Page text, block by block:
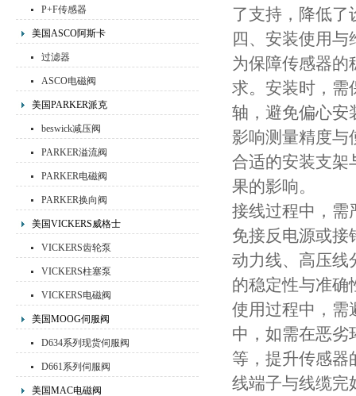
P+F传感器
美国ASCO阿斯卡
过滤器
ASCO电磁阀
美国PARKER派克
beswick减压阀
PARKER溢流阀
PARKER电磁阀
PARKER换向阀
美国VICKERS威格士
VICKERS齿轮泵
VICKERS柱塞泵
VICKERS电磁阀
美国MOOG伺服阀
D634系列现货伺服阀
D661系列伺服阀
美国MAC电磁阀
了支持，降低了
四、安装使用与
为保障传感器的
求。安装时，需
轴，避免偏心安
影响测量精度与
合适的安装支架
果的影响。
接线过程中，需
免接反电源或接
动力线、高压线
的稳定性与准确
使用过程中，需
中，如需在恶劣
等，提升传感器
线端子与线缆完